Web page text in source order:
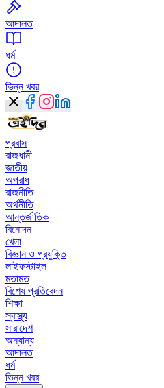
আদালত
ধর্ম
ভিন্ন খবর
প্রবাস
রাজধানী
জাতীয়
অপরাধ
রাজনীতি
অর্থনীতি
আন্তর্জাতিক
বিনোদন
খেলা
বিজ্ঞান ও প্রযুক্তি
লাইফস্টাইল
মতামত
বিশেষ প্রতিবেদন
শিক্ষা
স্বাস্থ্য
সারাদেশ
অন্যান্য
আদালত
ধর্ম
ভিন্ন খবর